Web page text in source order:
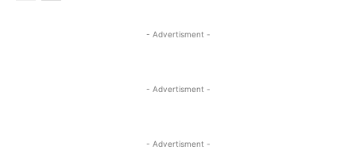
- Advertisment -
- Advertisment -
- Advertisment -